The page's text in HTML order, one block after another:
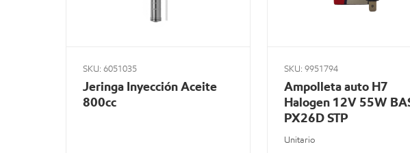
SKU: 6051035
Jeringa Inyección Aceite
800cc
SKU: 9951794
Ampolleta auto H7
Halogen 12V 55W
PX26D STP
Unitario